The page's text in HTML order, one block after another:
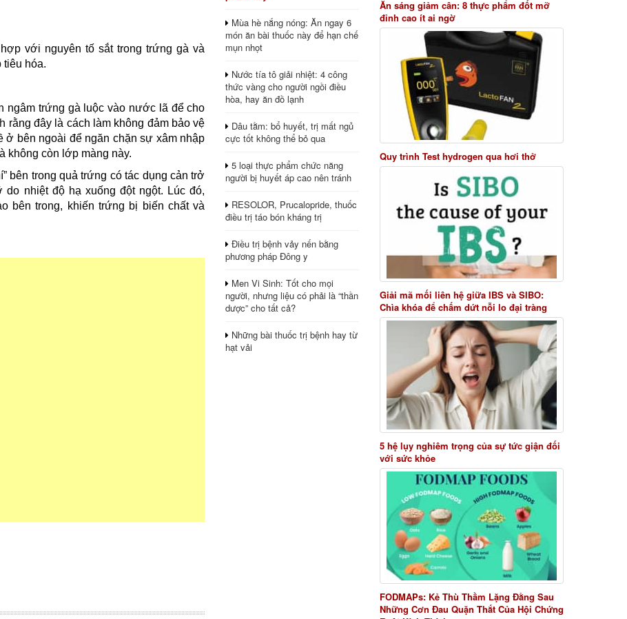
với nguyên tố sắt trong trứng gà và
tiêu hóa.
ngâm trứng gà luộc vào nước lã để cho
rằng đây là cách làm không đảm bảo vệ
bên ngoài để ngăn chặn sự xâm nhập
không còn lớp màng này.
bên trong quả trứng có tác dụng cản trở
nhiệt độ hạ xuống đột ngột. Lúc đó,
bên trong, khiến trứng bị biến chất và
Mùa hè nắng nóng: Ăn ngay 6
món ăn bài thuốc này để hạn chế
mụn nhọt
Nước tía tô giải nhiệt: 4 công
thức vàng cho người ngồi điều
hòa, hay ăn đồ lạnh
Dâu tằm: bổ huyết, trị mất ngủ
cực tốt không thể bỏ qua
5 loại thực phẩm chức năng
người bị huyết áp cao nên tránh
RESOLOR, Prucalopride, thuốc
điều trị táo bón kháng trị
Điều trị bệnh vảy nến bằng
phương pháp Đông y
Men Vi Sinh: Tốt cho mọi
người, nhưng liệu có phải là “thần
dược” cho tất cả?
Những bài thuốc trị bệnh hay từ
hạt vải
Ăn sáng giảm cân: 8 thực phẩm đốt mỡ
đỉnh cao ít ai ngờ
Quy trình Test hydrogen qua hơi thở
Giải mã mối liên hệ giữa IBS và SIBO:
Chìa khóa để chấm dứt nỗi lo đại tràng
5 hệ lụy nghiêm trọng của sự tức giận đối
với sức khỏe
FODMAPs: Kẻ Thù Thầm Lặng Đằng Sau
Những Cơn Đau Quặn Thắt Của Hội Chứng